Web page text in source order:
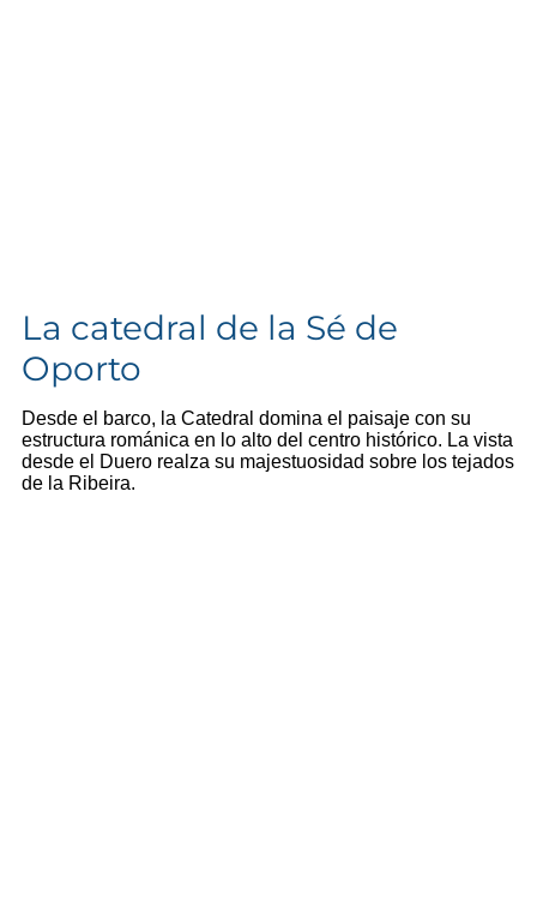
La catedral de la Sé de
Oporto
Desde el barco, la Catedral domina el paisaje con su
estructura románica en lo alto del centro histórico. La vista
desde el Duero realza su majestuosidad sobre los tejados
de la Ribeira.